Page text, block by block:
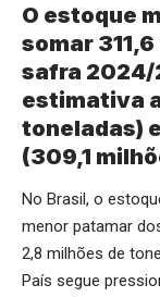
O estoque
somar
safra 2024/
estimativa
toneladas)
(309,1
No Brasil, o
menor patamar
2,8 milhões de
País segue